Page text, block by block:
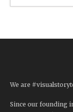
We are
Since our founding